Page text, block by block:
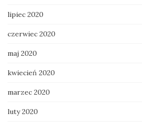
lipiec 2020
czerwiec 2020
maj 2020
kwiecień 2020
marzec 2020
luty 2020